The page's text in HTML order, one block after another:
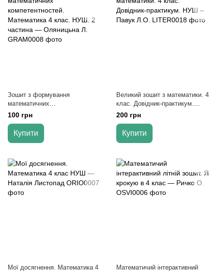
Зошит з формування
математичних
компетентностей. Математика
4 клас. НУШ. 2 частина —
Оляницьна Л.
100 грн
Купити
Великий зошит з математики. 4
клас. Довідник-практикум.
НУШ – Павук Л.О.
200 грн
Купити
Мої досягнення. Математика 4
Математичий інтерактивний